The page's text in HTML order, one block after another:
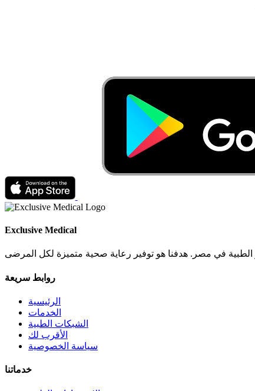
Exclusive Medical
روابط سريعة
الرئيسية
الخدمات
الشبكات الطبية
الأقرب لك
سياسة الخصوصية
خدماتنا